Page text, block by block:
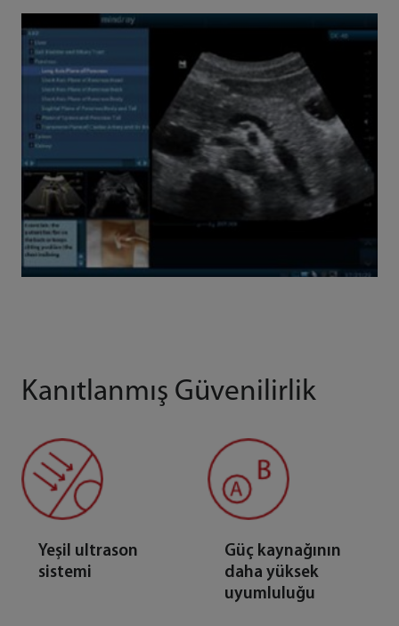
Kanıtlanmış Güvenilirlik
Yeşil ultrason
sistemi
Güç kaynağının
daha yüksek
uyumluluğu